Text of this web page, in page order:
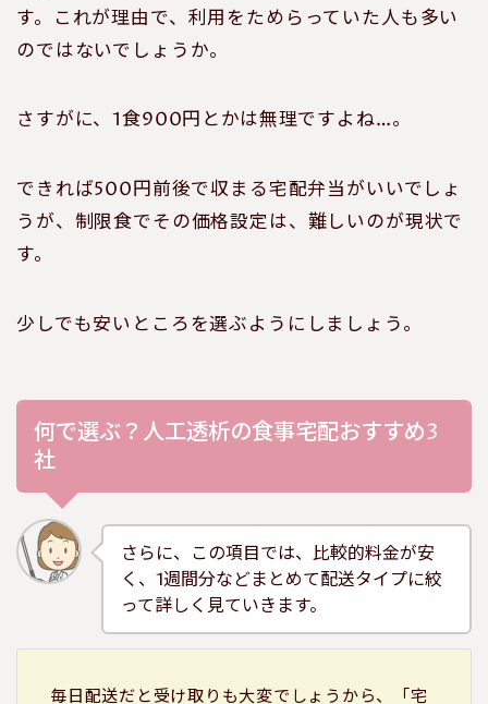
す。これが理由で、利用をためらっていた人も多い
のではないでしょうか。
さすがに、1食900円とかは無理ですよね…。
できれば500円前後で収まる宅配弁当がいいでしょ
うが、制限食でその価格設定は、難しいのが現状で
す。
少しでも安いところを選ぶようにしましょう。
何で選ぶ？人工透析の食事宅配おすすめ3
社
さらに、この項目では、比較的料金が安
く、1週間分などまとめて配送タイプに絞
って詳しく見ていきます。
毎日配送だと受け取りも大変でしょうから、「宅